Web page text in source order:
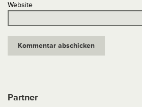
Website
Partner